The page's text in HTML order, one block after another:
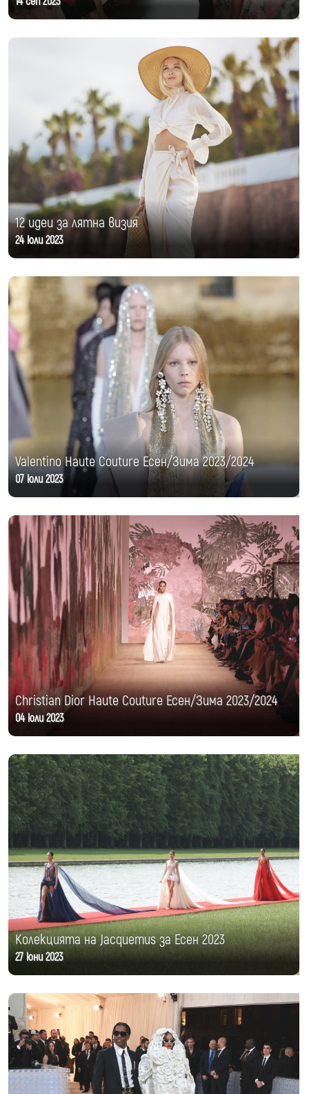
12 идеи за лятна визия
24 юли 2023
Valentino Haute Couture Есен/Зима 2023/2024
07 юли 2023
Christian Dior Haute Couture Есен/Зима 2023/2024
04 юли 2023
Колекцията на Jacquemus за Есен 2023
27 юни 2023